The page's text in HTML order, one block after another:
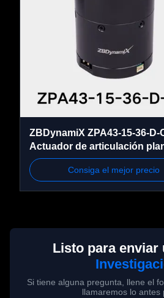
ZBDynamiX ZPA43-15-36-D-
Actuador de articulación
integrada 70 Nm Torque
36:1 relación, OD56 mm
Consiga el mejor precio
Listo para enviar
Si tiene alguna pregunta, llene el
llamaremos lo antes